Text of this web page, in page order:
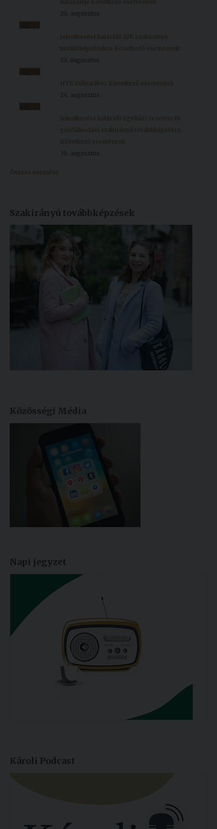
határideje Következő események
20, augusztus
Jelentkezési határidő ÁJK szakirányú
továbbképzésekre Következő események
23, augusztus
HTK Gólyatábor Következő események
24, augusztus
Jelentkezési határidő Egyházi vezetési és
gazdálkodási szakirányú továbbképzésre...
Következő események
30, augusztus
Összes esemény
Szakirányú továbbképzések
Közösségi Média
Napi jegyzet
Károli Podcast